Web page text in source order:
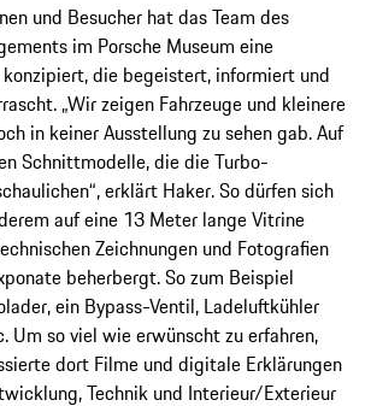
und Besucher hat das Team des
im Porsche Museum eine
die begeistert, informiert und
„Wir zeigen Fahrzeuge und kleinere
in keiner Ausstellung zu sehen gab. Auf
Schnittmodelle, die die Turbo-
erklärt Haker. So dürfen sich
auf eine 13 Meter lange Vitrine
Zeichnungen und Fotografien
beherbergt. So zum Beispiel
ein Bypass-Ventil, Ladeluftkühler
Um so viel wie erwünscht zu erfahren,
dort Filme und digitale Erklärungen
Technik und Interieur/Exterieur